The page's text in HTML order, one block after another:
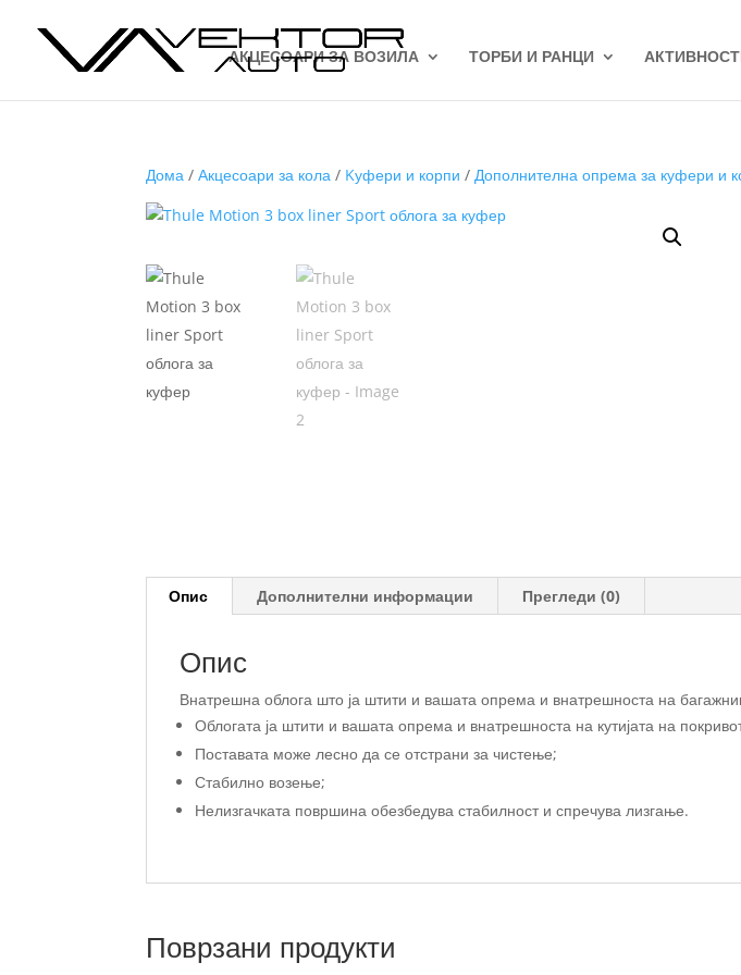
АКЦЕСОАРИ ЗА ВОЗИЛА ТОРБИ И РАНЦИ
Дома /Акцесоари за кола / Kуфери и корпи /Дополнителна опрема за куфери и
Опис Дополнителни информации Прегледи (0)
Опис
Внатрешна облога што ја штити и вашата опрема и внатрешноста на
Облогата ја штити и вашата опрема и внатрешноста на кутијата на
Поставата може лесно да се отстрани за чистење;
Стабилно возење;
Нелизгачката површина обезбедува стабилност и спречува лизгање.
Поврзани продукти